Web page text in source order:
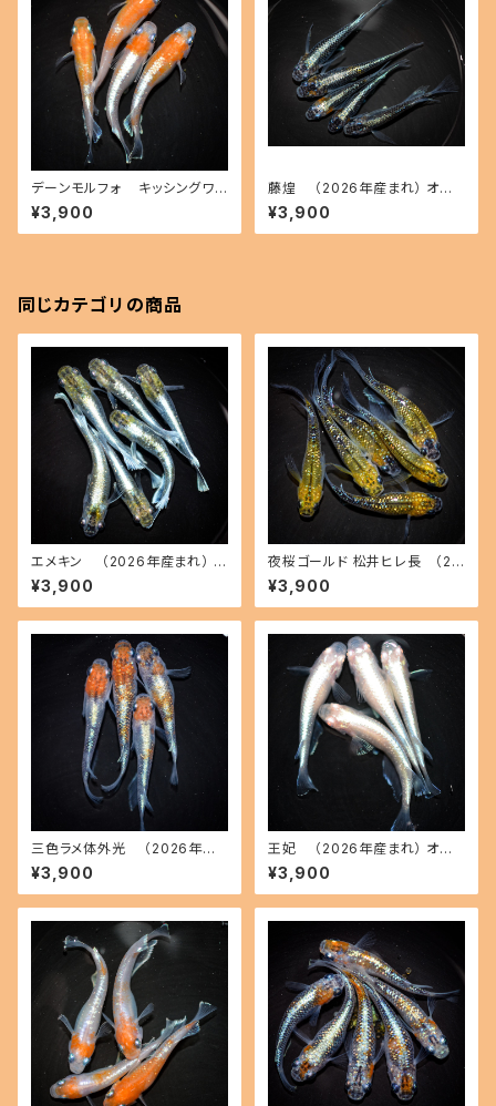
デーンモルフォ キッシングワイ
ドフィン（2026年産まれ） オス2
メス2(現物出品) ikahoff A-0
725-51413-a
¥3,900
藤煌 （2026年産まれ） オス2
メス3(現物出品) ikahoff C-0
720-51368-a
¥3,900
同じカテゴリの商品
エメキン （2026年産まれ） オ
ス3 メス3(現物出品) ikahoff
C-0707-51200-a
¥3,900
夜桜ゴールド 松井ヒレ長 （20
26年産まれ） オス3 メス3(現物
出品) ikahoff C-0728-5146
2-a
¥3,900
三色ラメ体外光 （2026年産
まれ） オス2 メス2(現物出品) ik
ahoff D-0630-51108-a
¥3,900
王妃 （2026年産まれ） オス2
メス2(現物出品) ikahoff C-0
721-51382-a
¥3,900